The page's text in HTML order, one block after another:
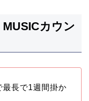
MUSICカウン
最長で1週間掛か